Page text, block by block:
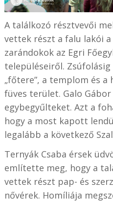
A találkozó résztvevői
vettek részt a falu lakói
zarándokok az Egri
településeiről.
„főtere”, a templom és
füves terület. Galo
egybegyűlteket. Azt a
hogy a most kapott
legalább a következő
Ternyák Csaba érsek
említette meg, hogy a
vettek részt pap- és
nővérek. Homíliája